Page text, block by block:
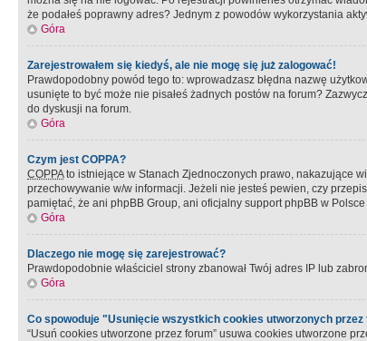
że podałeś poprawny adres? Jednym z powodów wykorzystania
Góra
Zarejestrowałem się kiedyś, ale nie mogę się już zalogować!
Prawdopodobny powód tego to: wprowadzasz błędna nazwę
usunięte to być może nie pisałeś żadnych postów na forum?
do dyskusji na forum.
Góra
Czym jest COPPA?
COPPAto istniejące w Stanach Zjednoczonych prawo, nakazujące
przechowywanie w/w informacji. Jeżeli nie jesteś pewien, czy
pamiętać, że ani phpBB Group, ani oficjalny support phpBB w
Góra
Dlaczego nie mogę się zarejestrować?
Prawdopodobnie właściciel strony zbanował Twój adres IP lub
Góra
Co spowoduje "Usunięcie wszystkich cookies utworzonych
“Usuń cookies utworzone przez forum” usuwa cookies utworzone